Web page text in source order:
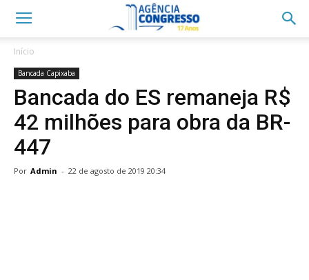
Início
Bancada Capixaba
Bancada do ES remaneja R$
42 milhões para obra da BR-
447
Por Admin - 22 de agosto de 2019 20:34